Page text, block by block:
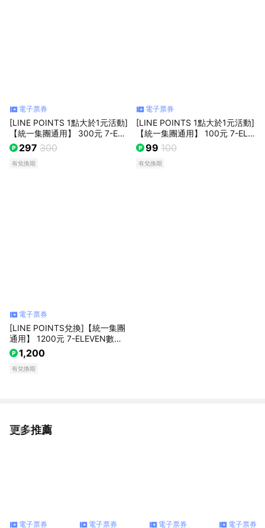
電子票券
[LINE POINTS 1點大於1元活動]
【統一集團通用】 300元 7-ELE
VEN數位商品禮券 喜客券(輸入
序號後．可分次使用)
297 300
有兌換期
電子票券
[LINE POINTS 1點大於1元活動]
【統一集團通用】 100元 7-ELE
VEN數位商品禮券 喜客券(輸入
序號後．可分次使用)
99 100
有兌換期
電子票券
[LINE POINTS兌換]【統一集團
通用】 1200元 7-ELEVEN數位
商品禮券 喜客券(輸入序號後．
可分次使用)
1,200
有兌換期
更多推薦
看更多
電子票券 電子票券 電子票券 電子票券